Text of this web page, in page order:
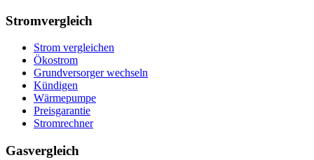
Stromvergleich
Strom vergleichen
Ökostrom
Grundversorger wechseln
Kündigen
Wärmepumpe
Preisgarantie
Stromrechner
Gasvergleich